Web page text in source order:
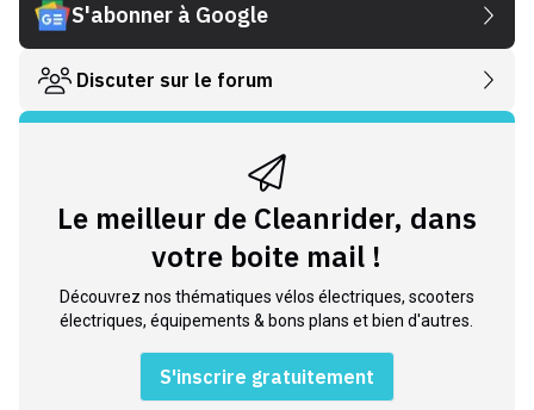
S'abonner à Google
Discuter sur le forum
Le meilleur de Cleanrider, dans
votre boite mail !
Découvrez nos thématiques vélos électriques, scooters
électriques, équipements & bons plans et bien d'autres.
S'inscrire gratuitement